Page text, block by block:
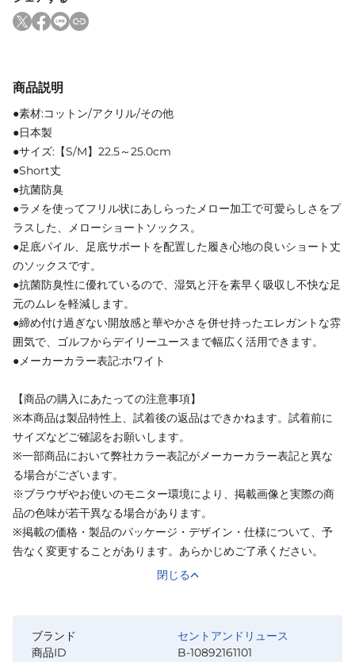
商品説明
●素材:コットン/アクリル/その他
●日本製
●サイズ:【S/M】22.5～25.0cm
●Short丈
●抗菌防臭
●ラメを使ってフリル状にあしらったメロー加工で可愛らしさをプ
ラスした、メローショートソックス。
●足底パイル、足底サポートを配置した履き心地の良いショート丈
のソックスです。
●抗菌防臭性に優れているので、湿気と汗を素早く吸収し不快な足
元のムレを軽減します。
●締め付け過ぎない開放感と華やかさを併せ持ったエレガントな雰
囲気で、ゴルフからデイリーユースまで幅広く活用できます。
●メーカーカラー表記:ホワイト
【商品の購入にあたっての注意事項】
※本商品は製品特性上、試着後の返品はできかねます。試着前に
サイズなどご確認をお願いします。
※一部商品において弊社カラー表記がメーカーカラー表記と異な
る場合がございます。
※ブラウザやお使いのモニター環境により、掲載画像と実際の商
品の色味が若干異なる場合があります。
※掲載の価格・製品のパッケージ・デザイン・仕様について、予
告なく変更することがあります。あらかじめご了承ください。
閉じる
ブランド
セントアンドリュース
商品ID
B-10892161101